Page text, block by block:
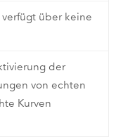
über keine
der
von echten
Kurven